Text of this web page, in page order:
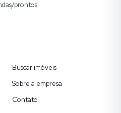
prontos.
Buscar imóveis
Sobre a empresa
Contato